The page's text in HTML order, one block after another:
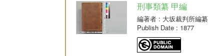
刑事類纂 甲編
編著者 : 大坂裁判所編纂
Publish Date : 1877